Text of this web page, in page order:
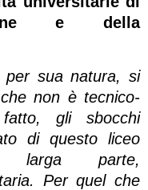
e della
per sua natura, si
non è tecnico-
gli sbocchi
di questo liceo
larga parte,
Per quel che